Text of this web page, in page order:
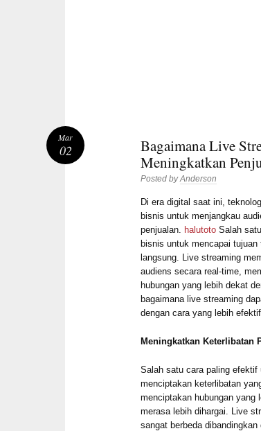
Bagaimana Live
Meningkatkan
Posted byAnderson
Di era digital saat ini,
bisnis untuk menjangkau
penjualan. halutoto Salah
bisnis untuk mencapai
langsung. Live streaming
audiens secara real-time,
hubungan yang lebih dekat
bagaimana live streaming
dengan cara yang lebih
Meningkatkan Keterlibatan
Salah satu cara paling efektif
menciptakan keterlibatan
menciptakan hubungan yang
merasa lebih dihargai. Live
sangat berbeda
Mar
02